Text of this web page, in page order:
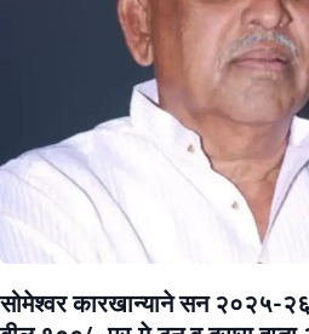
सोमेश्वर कारखान्याने सन २०२५-